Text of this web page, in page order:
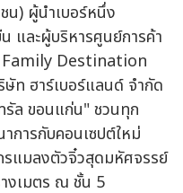
) ผู้นำเบอร์หนึ่ง
และผู้บริหารศูนย์การค้า
Family Destination
ท ฮาร์เบอร์แลนด์ จำกัด
รัล ขอนแก่น" ชวนทุก
การกับคอนเซปต์ใหม่
แมลงตัวจิ๋วสุดมหัศจรรย์
งเมตร ณ ชั้น 5